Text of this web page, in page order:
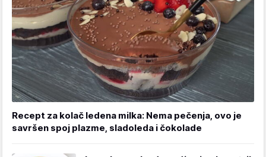
Recept za kolač ledena milka: Nema pečenja, ovo je
savršen spoj plazme, sladoleda i čokolade